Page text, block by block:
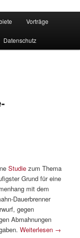
Vorträge
Datenschutz
Studie zum Thema
Grund für eine
mit dem
Dauerbrenner
gegen
Abmahnungen
Weiterlesen →